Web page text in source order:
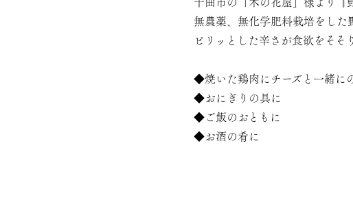
無農薬、無化学肥料栽培をした
ピリッとした辛さが食欲をそそ
◆焼いた鶏肉にチーズと一緒に
◆おにぎりの具に
◆ご飯のおともに
◆お酒の肴に